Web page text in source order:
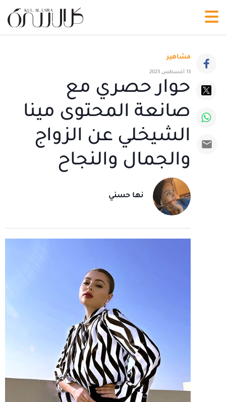
مشاهير
13 أغسطس 2023
حوار حصري مع
صانعة المحتوى مينا
الشيخلي عن الزواج
والجمال والنجاح
نها حسني